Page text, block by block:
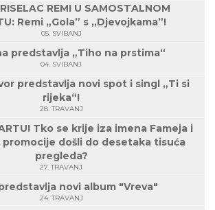
REMI U SAMOSTALNOM
Remi „Gola” s „Djevojkama”!
05. SVIBANJ
predstavlja „Tiho na prstima“
04. SVIBANJ
predstavlja novi spot i singl „Ti si
rijeka“!
28. TRAVANJ
Tko se krije iza imena Fameja i
promocije došli do desetaka tisuća
pregleda?
27. TRAVANJ
novi album "Vreva"
24. TRAVANJ